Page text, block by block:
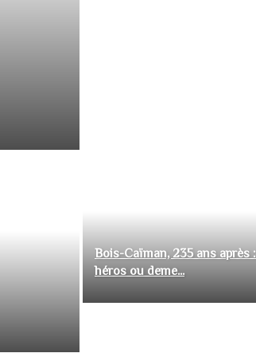
Bois-Caïman, 235 ans après
héros ou deme...